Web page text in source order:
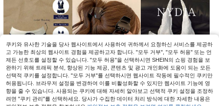
4,990원 -23% 1,193원 -40% 6,291원 -34%
쿠키와 유사한 기술을 당사 웹사이트에서 사용하여 귀하께서 요청하신 서비스를 제공하
고 가능한 최상의 웹사이트 경험을 제공하고자 합니다. "모두 거부", "모두 허용" 또는 언
제든 선호도를 설정할 수 있습니다. "모두 허용"을 선택하시면 SHEIN의 쇼핑 경험을 보
완하기 위해 트래픽 분석, 향상된 기능 제공, 콘텐츠 및 광고 개인화에 도움이 되는 모든
선택적 쿠키를 설정합니다. "모두 거부"를 선택하시면 웹사이트 작동에 필수적인 쿠키만
허용됩니다. 브라우저 설정을 변경하여 이를 비활성화할 수 있지만 웹사이트 기능에 영
향을 줄 수 있습니다. 사용되는 쿠키에 대해 자세히 알아보고 선택적 쿠키 설정을 조정하
려면 "쿠키 관리"를 선택하세요. 당사가 수집한 데이터 처리 방식에 대한 자세한 내용은